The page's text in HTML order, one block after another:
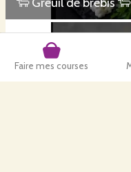
Faire mes courses